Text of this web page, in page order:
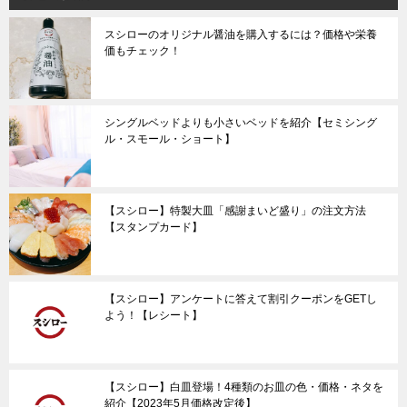
スシローのオリジナル醤油を購入するには？価格や栄養
価もチェック！
シングルベッドよりも小さいベッドを紹介【セミシング
ル・スモール・ショート】
【スシロー】特製大皿「感謝まいど盛り」の注文方法
【スタンプカード】
【スシロー】アンケートに答えて割引クーポンをGETし
よう！【レシート】
【スシロー】白皿登場！4種類のお皿の色・価格・ネタを
紹介【2023年5月価格改定後】